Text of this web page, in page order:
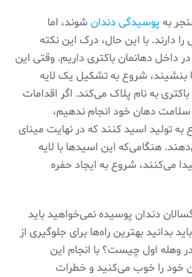
به پوسیدگی دندان شوند، اما
دارند. با این حال، درک این نکته
داخل دهانمان باکتری داریم. وقتی این
بنشیند، شروع به تشکیل یک لایه
به نام پلاک می‌کند. اگر اقدامات
سلامت دهان خود انجام ‌ندهیم،
به تولید اسید کنند که در نهایت مینای
هنگامی‌که این اسیدها با لایه
می‌کنند، شروع به ایجاد حفره
دندان پوسیده نمی‌خواهید باید
بدانید بهترین راه‌ها برای جلوگیری از
وهله اول چیست؟ با انجام این
خود را خوب می‌کنید و خطرات